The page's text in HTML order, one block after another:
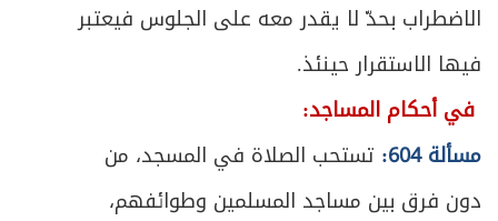
الاضطراب بحدّ لا يقدر معه على الجلوس فيعتبر
فيها الاستقرار حينئذ.
في أحكام المساجد:
مسألة 604:
تستحب الصلاة في المسجد، من
دون فرق بين مساجد المسلمين وطوائفهم،